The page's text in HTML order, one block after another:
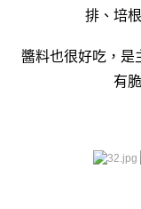
排、培
醬料也很好吃，是
有